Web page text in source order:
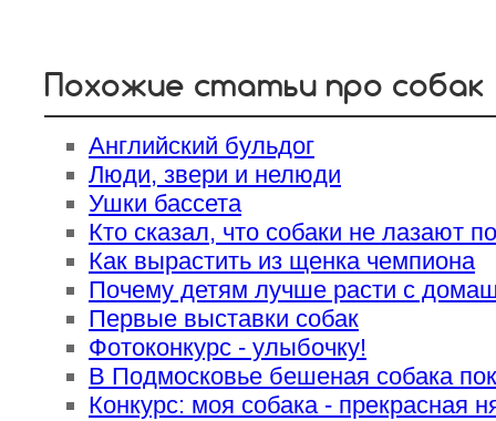
Похожие статьи про собак
Английский бульдог
Люди, звери и нелюди
Ушки бассета
Кто сказал, что собаки не лазают
Как вырастить из щенка чемпиона
Почему детям лучше расти с
Первые выставки собак
Фотоконкурс - улыбочку!
В Подмосковье бешеная собака
Конкурс: моя собака - прекрасная